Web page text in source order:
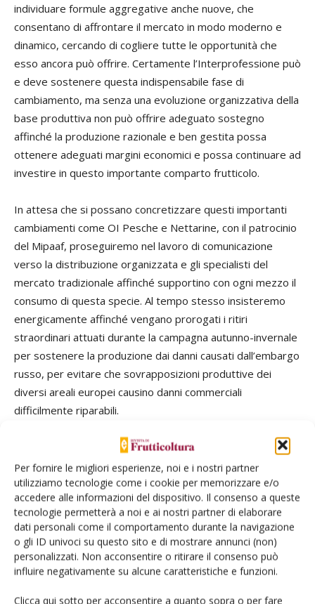
Per fornire le migliori esperienze, noi e i nostri partner
utilizziamo tecnologie come i cookie per memorizzare e/o
accedere alle informazioni del dispositivo. Il consenso a queste
tecnologie permetterà a noi e ai nostri partner di elaborare
dati personali come il comportamento durante la navigazione
o gli ID univoci su questo sito e di mostrare annunci (non)
personalizzati. Non acconsentire o ritirare il consenso può
influire negativamente su alcune caratteristiche e funzioni.
Clicca qui sotto per acconsentire a quanto sopra o per fare
individuare formule aggregative anche nuove, che
consentano di affrontare il mercato in modo moderno e
dinamico, cercando di cogliere tutte le opportunità che
esso ancora può offrire. Certamente l’Interprofessione può
e deve sostenere questa indispensabile fase di
cambiamento, ma senza una evoluzione organizzativa della
base produttiva non può offrire adeguato sostegno
affinché la produzione razionale e ben gestita possa
ottenere adeguati margini economici e possa continuare ad
investire in questo importante comparto frutticolo.
In attesa che si possano concretizzare questi importanti
cambiamenti come OI Pesche e Nettarine, con il patrocinio
del Mipaaf, proseguiremo nel lavoro di comunicazione
verso la distribuzione organizzata e gli specialisti del
mercato tradizionale affinché supportino con ogni mezzo il
consumo di questa specie. Al tempo stesso insisteremo
energicamente affinché vengano prorogati i ritiri
straordinari attuati durante la campagna autunno-invernale
per sostenere la produzione dai danni causati dall’embargo
russo, per evitare che sovrapposizioni produttive dei
diversi areali europei causino danni commerciali
difficilmente riparabili.
Siamo comunque certi che nella stagione 2015, grazie ad
una disponibilità complessiva di drupacee in Europa
leggermente inferiore allo scorso anno e con l’aiuto del
clima, che nella prima quindicina di giugno ha facilitato
l’ottenimento di una buona qualità in campo e favorito
l’aumento dei consumi, permetterà di realizzare quotazioni
che consentano all’intera filiera (in particolare la
produzione) di continuare a credere in un comparto che
tanto ha dato all’ortofrutticoltura italiana.